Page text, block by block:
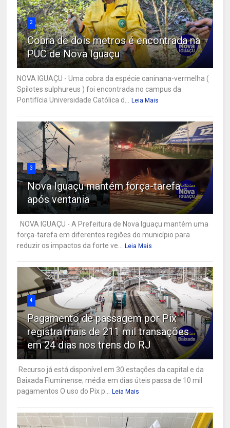
2
Cobra de dois metros é encontrada na
PUC de Nova Iguaçu
NOVA IGUAÇU - Uma cobra da espécie caninana-vermelha (
Spilotes sulphureus ) foi encontrada no campus da
Pontifícia Universidade Católica d... Leia Mais
3
Nova Iguaçu mantém força-tarefa
após ventania
NOVA IGUAÇU - A Prefeitura de Nova Iguaçu mantém uma
força-tarefa em diferentes regiões do município para
reduzir os impactos da forte ve... Leia Mais
4
Pagamento de passagem por Pix
registra mais de 211 mil transações
em 24 dias nos trens do RJ
Recurso já está disponível em 30 estações da capital e da
Baixada Fluminense; média em dias úteis passa de 10 mil
pagamentos O uso do Pix p... Leia Mais